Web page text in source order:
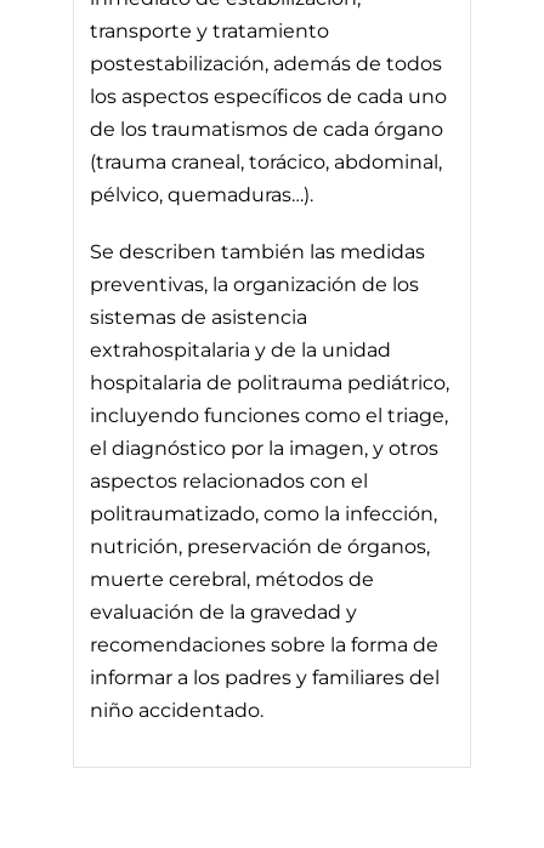
transporte y tratamiento
postestabilización, además de todos
los aspectos específicos de cada uno
de los traumatismos de cada órgano
(trauma craneal, torácico, abdominal,
pélvico, quemaduras…).
Se describen también las medidas
preventivas, la organización de los
sistemas de asistencia
extrahospitalaria y de la unidad
hospitalaria de politrauma pediátrico,
incluyendo funciones como el triage,
el diagnóstico por la imagen, y otros
aspectos relacionados con el
politraumatizado, como la infección,
nutrición, preservación de órganos,
muerte cerebral, métodos de
evaluación de la gravedad y
recomendaciones sobre la forma de
informar a los padres y familiares del
niño accidentado.